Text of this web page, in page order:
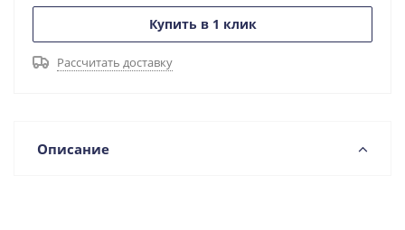
Купить в 1 клик
Рассчитать доставку
Описание